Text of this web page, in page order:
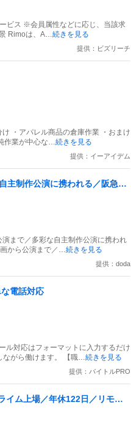
ビス ※会員属性などに応じ、当該求
Rimoは、A…続きを見る
提供：ビズリーチ
・アパレル商品の倉庫作業 ・おまけ
作業が中心な…続きを見る
提供：イーアイデム
主制作公演に携われる／阪急阪
まで／多彩な自主制作公演に携われ
から公演まで／ …続きを見る
提供：doda
電話対応
ル対応はフォーマットに入力するだけ
ながら働けます。 【職…続きを見る
提供：バイトルPRO
イム上場／年休122日／リモー